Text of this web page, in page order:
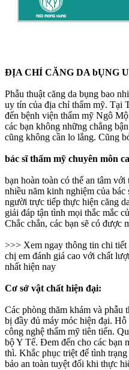
ĐỊA CHỈ CĂNG DA bỤNG
Phẫu thuật căng da bụng bao
uy tín của địa chỉ thẩm mỹ. Tại
đến bệnh viện thẩm mỹ Ngô
các bạn không những chẳng
cũng không cần lo lắng. Cũng
bác sĩ thẩm mỹ chuyên môn
bạn hoàn toàn có thể an tâm
nhiều năm kinh nghiệm của
người trực tiếp thực hiện căng
giải đáp tận tình mọi thắc mắc
Chắc chắn, các bạn sẽ có được
>>> Xem ngay thông tin chi tiết
chị em đánh giá cao với chất
nhất hiện nay
Cơ sở vật chất hiện đại:
Các phòng thăm khám và phẫu
bị đầy đủ máy móc hiện đại.
công nghệ thẩm mỹ tiên tiến.
bộ Y Tế. Đem đến cho các bạn
thì. Khắc phục triệt để tình
bảo an toàn tuyệt đối khi thực